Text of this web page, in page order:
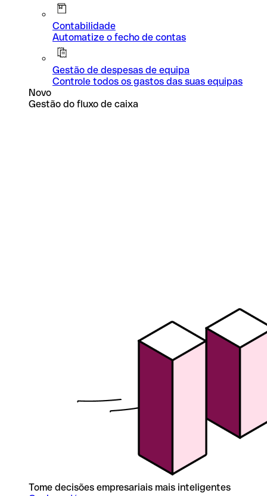
Contabilidade
Automatize o fecho de contas
Gestão de despesas de equipa
Controle todos os gastos das suas equipas
Novo
Gestão do fluxo de caixa
Tome decisões empresariais mais inteligentes